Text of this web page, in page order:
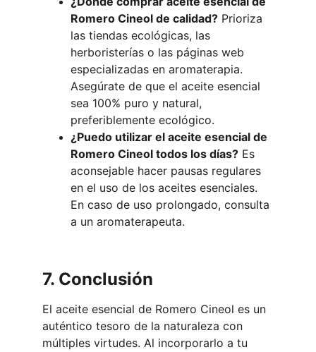
Romero Cineol de calidad? Prioriza
las tiendas ecológicas, las
herboristerías o las páginas web
especializadas en aromaterapia.
Asegúrate de que el aceite esencial
sea 100% puro y natural,
preferiblemente ecológico.
¿Puedo utilizar el aceite esencial de
Romero Cineol todos los días? Es
aconsejable hacer pausas regulares
en el uso de los aceites esenciales.
En caso de uso prolongado, consulta
a un aromaterapeuta.
7. Conclusión
El aceite esencial de Romero Cineol es un
auténtico tesoro de la naturaleza con
múltiples virtudes. Al incorporarlo a tu